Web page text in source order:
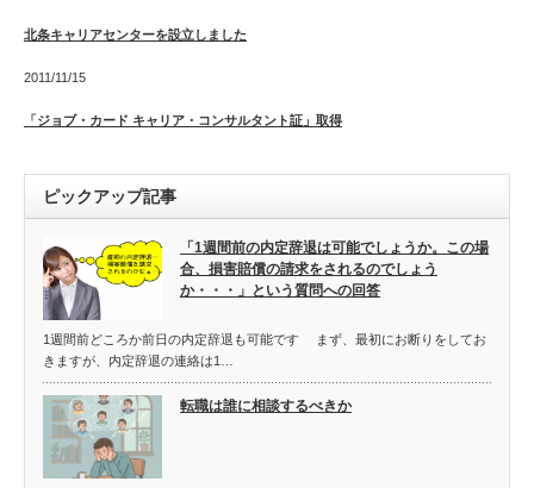
北条キャリアセンターを設立しました
2011/11/15
「ジョブ・カード キャリア・コンサルタント証」取得
ピックアップ記事
「1週間前の内定辞退は可能でしょうか。この場
合、損害賠償の請求をされるのでしょう
か・・・」という質問への回答
1週間前どころか前日の内定辞退も可能です まず、最初にお断りをしてお
きますが、内定辞退の連絡は1…
転職は誰に相談するべきか